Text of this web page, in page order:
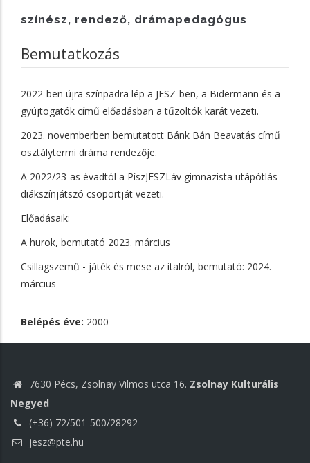
színész, rendező, drámapedagógus
Bemutatkozás
2022-ben újra színpadra lép a JESZ-ben, a Bidermann és a
gyújtogatók című előadásban a tűzoltók karát vezeti.
2023. novemberben bemutatott Bánk Bán Beavatás című
osztálytermi dráma rendezője.
A 2022/23-as évadtól a PíszJESZLáv gimnazista utápótlás
diákszínjátszó csoportját vezeti.
Előadásaik:
A hurok, bemutató 2023. március
Csillagszemű - játék és mese az italról, bemutató: 2024.
március
Belépés éve: 2000
7630 Pécs, Zsolnay Vilmos utca 16. Zsolnay Kulturális
Negyed
(+36) 72/501-500/28292
jesz@pte.hu